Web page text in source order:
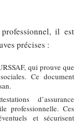
il est
précises :
qui prouve que
Ce document
d’assurance
professionnelle. Ces
et sécurisent